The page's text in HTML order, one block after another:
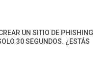
UN SITIO DE PHISHING
30 SEGUNDOS. ¿ESTÁS